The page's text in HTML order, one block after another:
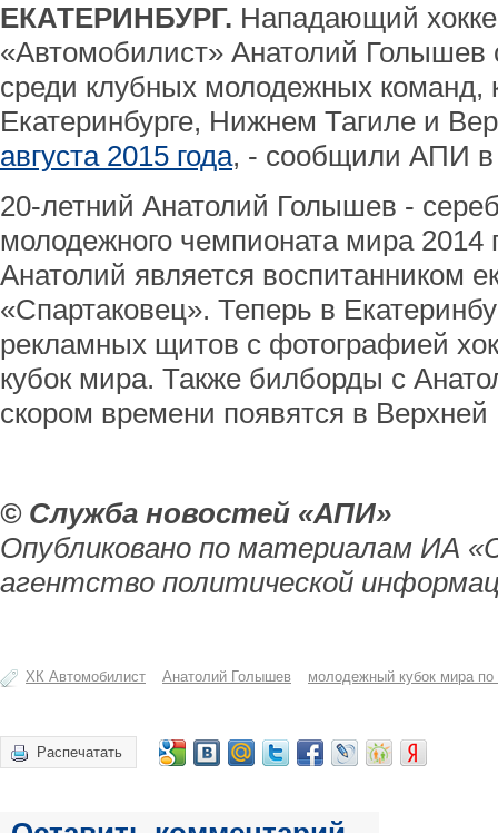
ЕКАТЕРИНБУРГ. Нападающий
«Автомобилист» Анатолий
среди клубных молодежных команд,
Екатеринбурге, Нижнем Тагиле и
августа 2015 года, - сообщили АПИ в
20-летний Анатолий Голышев -
молодежного чемпионата мира 2014
Анатолий является воспитанником
«Спартаковец». Теперь в
рекламных щитов с фотографией
кубок мира. Также билборды с
скором времени появятся в
© Служба новостей «АПИ»
Опубликовано по материалам ИА
агентство политической
ХК Автомобилист Анатолий Голышев молодежный кубок мира по
Распечатать